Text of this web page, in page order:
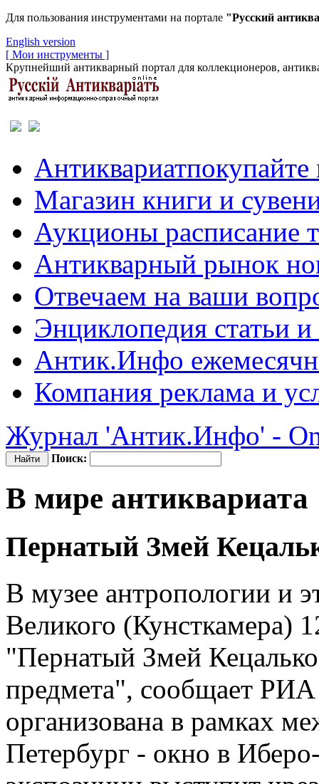
Для пользования инструментами на портале "Русский
English version
[ Мои инструменты ]
Крупнейший антикварный портал для коллекционеров,
Антиквариатпокупайте
Магазин книги и
Аукционы расписание
Антикварный рынок
Отвечаем на ваши
Энциклопедия статьи
Антик.Инфо
Компания реклама и
Журнал 'Антик.Инфо' -
Поиск:
В мире антиквариата
Пернатый Змей
В музее антропологии и
Великого (Кунсткамера)
"Пернатый Змей
предмета", сообщает
организована в рамках
Петербург - окно в